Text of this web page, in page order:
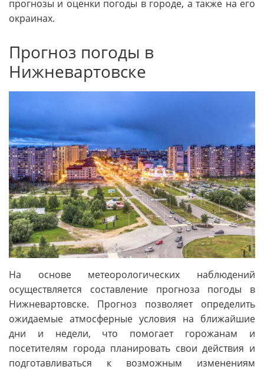
прогнозы и оценки погоды в городе, а также на его
окраинах.
Прогноз погоды в
Нижневартовске
На основе метеорологических наблюдений
осуществляется составление прогноза погоды в
Нижневартовске. Прогноз позволяет определить
ожидаемые атмосферные условия на ближайшие
дни и недели, что помогает горожанам и
посетителям города планировать свои действия и
подготавливаться к возможным изменениям